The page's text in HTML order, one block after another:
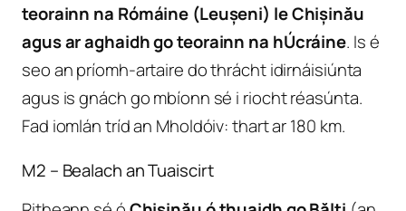
teorainn na Rómáine (Leușeni) le Chișinău
agus ar aghaidh go teorainn na hÚcráine. Is é
seo an príomh-artaire do thrácht idirnáisiúnta
agus is gnách go mbíonn sé i riocht réasúnta.
Fad iomlán tríd an Mholdóiv: thart ar 180 km.
M2 – Bealach an Tuaiscirt